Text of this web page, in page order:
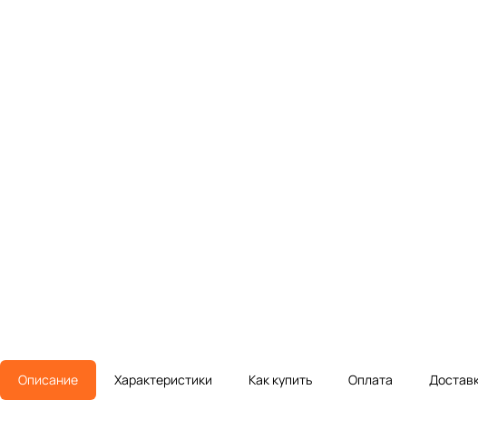
Описание Характеристики Как купить Оплата